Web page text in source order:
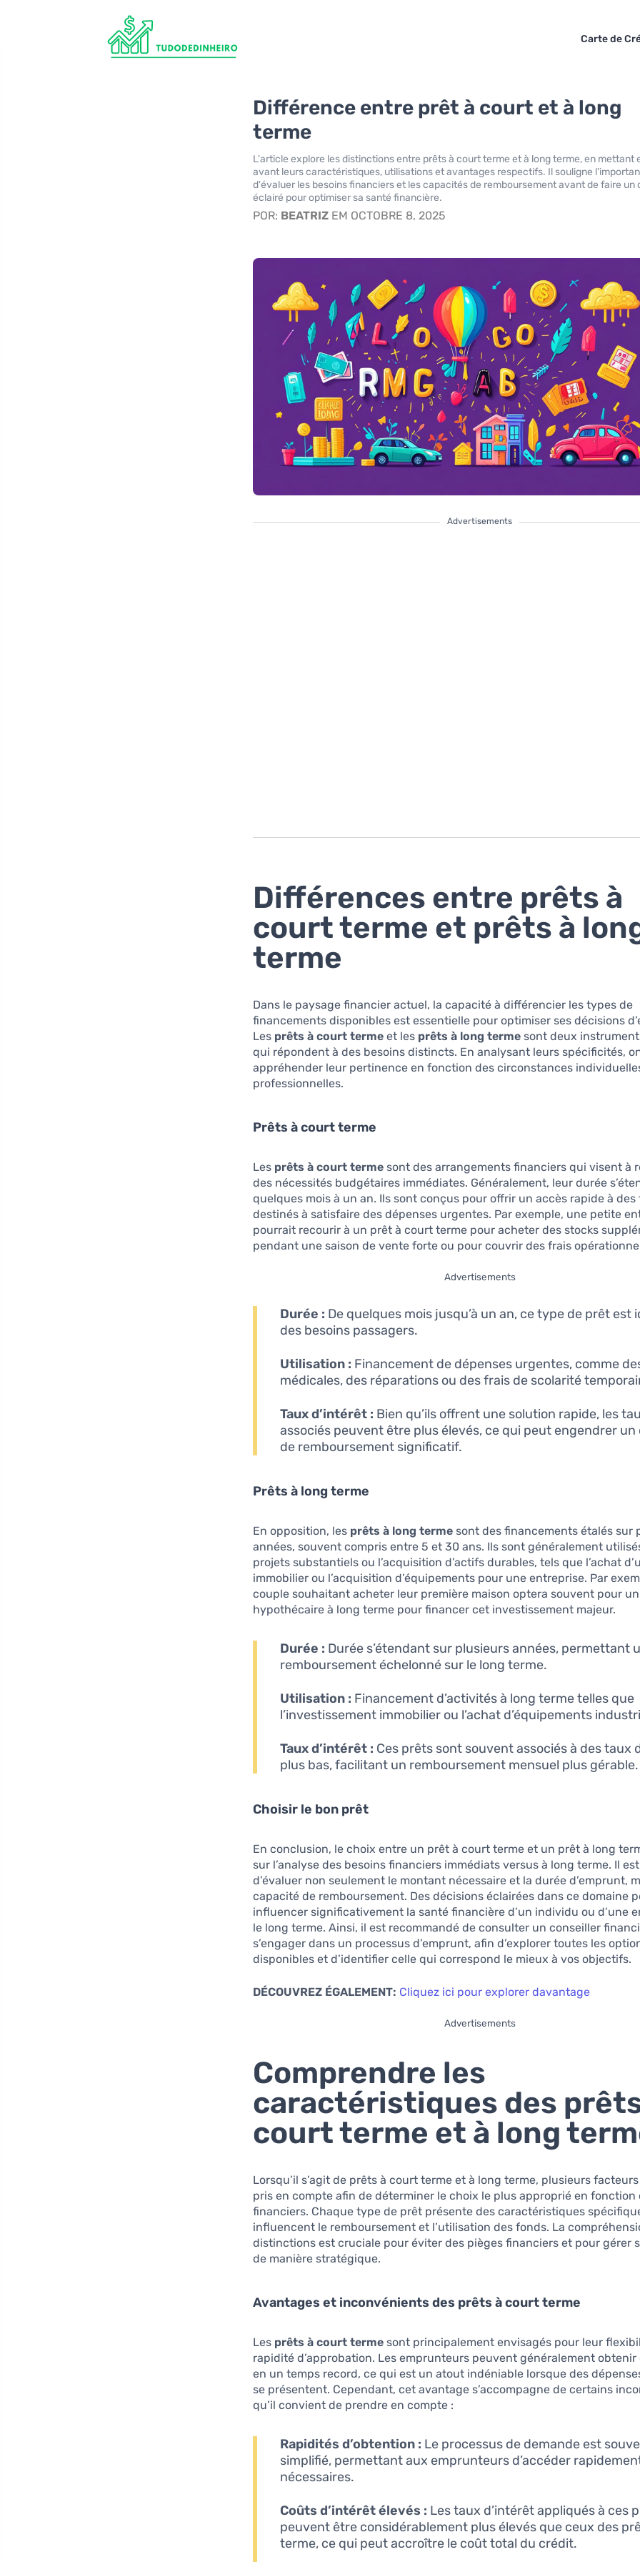
Carte de
Différence entre prêt à court et à long
terme
L'article explore les distinctions entre prêts à court terme et à long terme, en mettant
avant leurs caractéristiques, utilisations et avantages respectifs. Il souligne
d'évaluer les besoins financiers et les capacités de remboursement avant de faire un
éclairé pour optimiser sa santé financière.
POR: BEATRIZ EM OCTOBRE 8, 2025
Advertisements
Différences entre prêts à
court terme et prêts à
terme
Dans le paysage financier actuel, la capacité à différencier les types de
financements disponibles est essentielle pour optimiser ses décisions
Les prêts à court terme et les prêts à long terme sont deux
qui répondent à des besoins distincts. En analysant leurs spécificités,
appréhender leur pertinence en fonction des circonstances
professionnelles.
Prêts à court terme
Les prêts à court terme sont des arrangements financiers qui visent à
des nécessités budgétaires immédiates. Généralement, leur durée
quelques mois à un an. Ils sont conçus pour offrir un accès rapide à des
destinés à satisfaire des dépenses urgentes. Par exemple, une petite
pourrait recourir à un prêt à court terme pour acheter des stocks
pendant une saison de vente forte ou pour couvrir des frais
Advertisements
Durée : De quelques mois jusqu’à un an, ce type de prêt est
des besoins passagers.
Utilisation : Financement de dépenses urgentes, comme
médicales, des réparations ou des frais de scolarité
Taux d’intérêt : Bien qu’ils offrent une solution rapide, les
associés peuvent être plus élevés, ce qui peut engendrer
de remboursement significatif.
Prêts à long terme
En opposition, les prêts à long terme sont des financements étalés sur
années, souvent compris entre 5 et 30 ans. Ils sont généralement
projets substantiels ou l’acquisition d’actifs durables, tels que l’achat
immobilier ou l’acquisition d’équipements pour une entreprise. Par
couple souhaitant acheter leur première maison optera souvent pour
hypothécaire à long terme pour financer cet investissement majeur.
Durée : Durée s’étendant sur plusieurs années, permettant
remboursement échelonné sur le long terme.
Utilisation : Financement d’activités à long terme telles que
l’investissement immobilier ou l’achat d’équipements
Taux d’intérêt : Ces prêts sont souvent associés à des taux
plus bas, facilitant un remboursement mensuel plus gérable.
Choisir le bon prêt
En conclusion, le choix entre un prêt à court terme et un prêt à long
sur l’analyse des besoins financiers immédiats versus à long terme. Il
d’évaluer non seulement le montant nécessaire et la durée d’emprunt,
capacité de remboursement. Des décisions éclairées dans ce domaine
influencer significativement la santé financière d’un individu ou d’une
le long terme. Ainsi, il est recommandé de consulter un conseiller
s’engager dans un processus d’emprunt, afin d’explorer toutes les
disponibles et d’identifier celle qui correspond le mieux à vos objectifs.
DÉCOUVREZ ÉGALEMENT: Cliquez ici pour explorer davantage
Advertisements
Comprendre les
caractéristiques des
court terme et à long
Lorsqu’il s’agit de prêts à court terme et à long terme, plusieurs
pris en compte afin de déterminer le choix le plus approprié en fonction
financiers. Chaque type de prêt présente des caractéristiques
influencent le remboursement et l’utilisation des fonds. La
distinctions est cruciale pour éviter des pièges financiers et pour gérer
de manière stratégique.
Avantages et inconvénients des prêts à court terme
Les prêts à court terme sont principalement envisagés pour leur
rapidité d’approbation. Les emprunteurs peuvent généralement obtenir
en un temps record, ce qui est un atout indéniable lorsque des
se présentent. Cependant, cet avantage s’accompagne de certains
qu’il convient de prendre en compte :
Rapidités d’obtention : Le processus de demande est
simplifié, permettant aux emprunteurs d’accéder
nécessaires.
Coûts d’intérêt élevés : Les taux d’intérêt appliqués à ces
peuvent être considérablement plus élevés que ceux des
terme, ce qui peut accroître le coût total du crédit.